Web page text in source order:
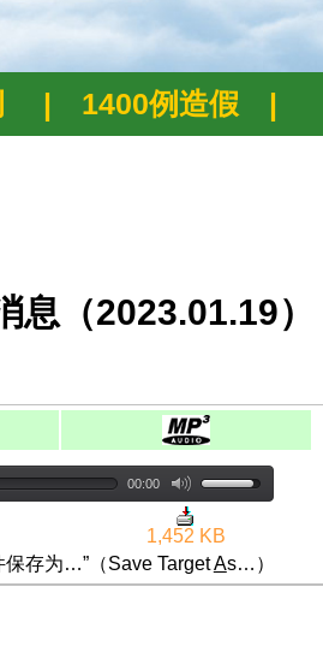
| 1400例造假 |
息（2023.01.19）
00:00
1,452 KB
保存为…”（Save TargetAs…）